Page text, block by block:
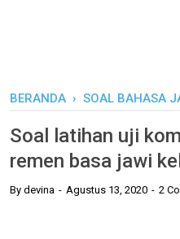
BERANDA › SOAL BAHASA
Soal latihan uji
remen basa jawi
By devina Agustus 13, 2020 2